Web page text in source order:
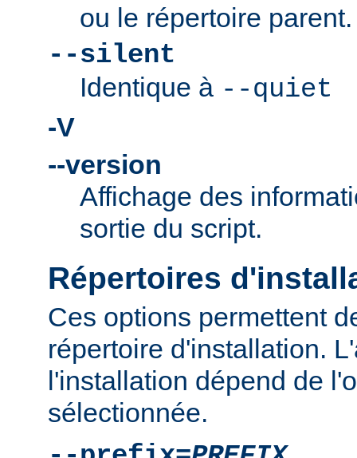
ou le répertoire parent.
--silent
Identique à --quiet
-V
--version
Affichage des
sortie du script.
Répertoires
Ces options permettent
répertoire d'installation.
l'installation dépend de
sélectionnée.